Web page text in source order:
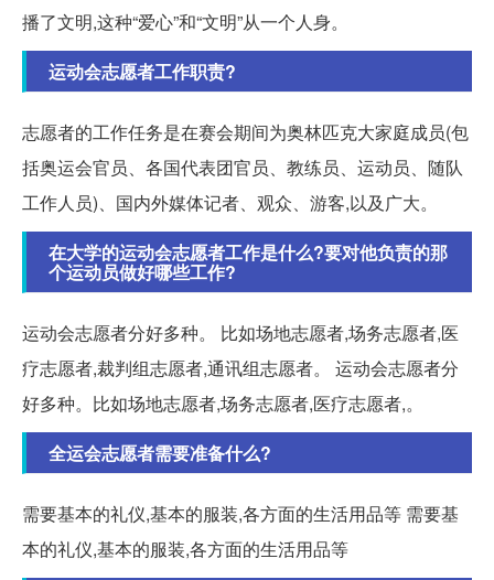
播了文明,这种“爱心”和“文明”从一个人身。
运动会志愿者工作职责?
志愿者的工作任务是在赛会期间为奥林匹克大家庭成员(包
括奥运会官员、各国代表团官员、教练员、运动员、随队
工作人员)、国内外媒体记者、观众、游客,以及广大。
在大学的运动会志愿者工作是什么?要对他负责的那
个运动员做好哪些工作?
运动会志愿者分好多种。 比如场地志愿者,场务志愿者,医
疗志愿者,裁判组志愿者,通讯组志愿者。 运动会志愿者分
好多种。比如场地志愿者,场务志愿者,医疗志愿者,。
全运会志愿者需要准备什么?
需要基本的礼仪,基本的服装,各方面的生活用品等 需要基
本的礼仪,基本的服装,各方面的生活用品等